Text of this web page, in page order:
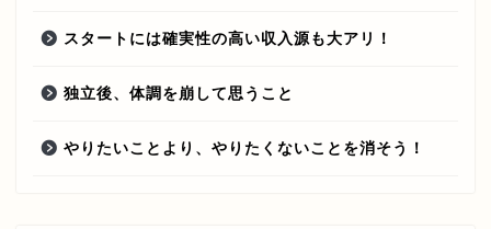
スタートには確実性の高い収入源も大アリ！
独立後、体調を崩して思うこと
やりたいことより、やりたくないことを消そう！